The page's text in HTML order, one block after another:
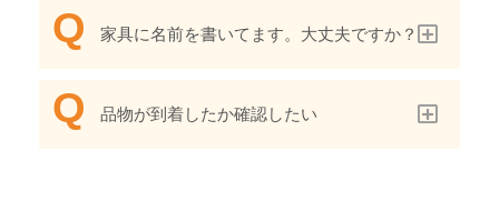
家具に名前を書いてます。大丈夫ですか？
品物が到着したか確認したい